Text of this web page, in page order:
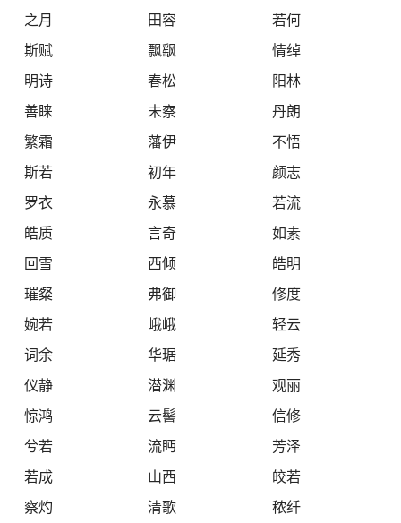
之月
田容
若何
斯赋
飘飖
情绰
明诗
春松
阳林
善睐
未察
丹朗
繁霜
藩伊
不悟
斯若
初年
颜志
罗衣
永慕
若流
皓质
言奇
如素
回雪
西倾
皓明
璀粲
弗御
修度
婉若
峨峨
轻云
词余
华琚
延秀
仪静
潜渊
观丽
惊鸿
云髻
信修
兮若
流眄
芳泽
若成
山西
皎若
察灼
清歌
秾纤